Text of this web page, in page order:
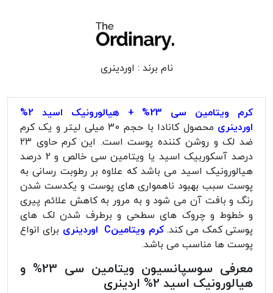
نام برند : اوردینری
کرم ویتامین سی 23% + هیالورونیک اسید 2%
اوردینری
محصول کانادا با حجم 30 میلی لیتر و یک کرم
ضد لک و روشن کننده پوست است. این کرم حاوی 23
درصد آسکوربیک اسید یا ویتامین سی خالص و 2 درصد
هیالورونیک اسید می باشد که علاوه بر رطوبت رسانی به
پوست سبب بهبود ناهمواری های پوست و یکدست شدن
رنگ و بافت آن می شود و به مرور به کاهش علائم پیری
و خطوط و چروک های سطحی و برطرف شدن لک های
پوستی کمک می کند.کرم ویتامینC اوردینری
برای انواع
پوست‌ ها مناسب می باشد.
معرفی سوسپانسیون ویتامین سی 23% و
هیالورونیک اسید 2% اردینری